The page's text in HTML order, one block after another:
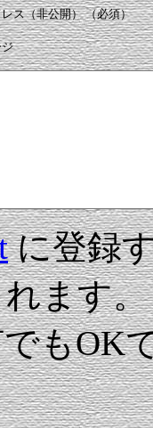
ス（非公開） （必須）
に登録
ます。
もOK